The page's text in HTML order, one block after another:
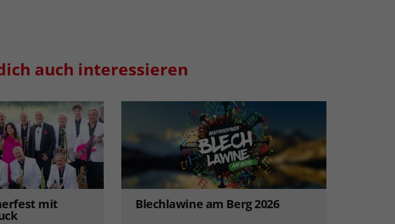
auch interessieren
mit Blechlawine am Berg 2026